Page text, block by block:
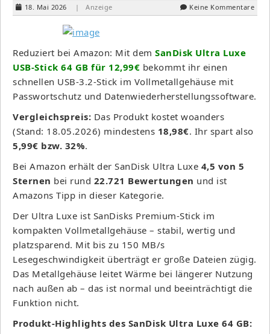
18. Mai 2026 | Anzeige Keine Kommentare
Reduziert bei Amazon: Mit dem SanDisk Ultra Luxe
USB-Stick 64 GB für 12,99€ bekommt ihr einen
schnellen USB-3.2-Stick im Vollmetallgehäuse mit
Passwortschutz und Datenwiederherstellungssoftware.
Vergleichspreis: Das Produkt kostet woanders
(Stand: 18.05.2026) mindestens 18,98€. Ihr spart also
5,99€ bzw. 32%.
Bei Amazon erhält der SanDisk Ultra Luxe 4,5 von 5
Sternen bei rund 22.721 Bewertungen und ist
Amazons Tipp in dieser Kategorie.
Der Ultra Luxe ist SanDisks Premium-Stick im
kompakten Vollmetallgehäuse – stabil, wertig und
platzsparend. Mit bis zu 150 MB/s
Lesegeschwindigkeit überträgt er große Dateien zügig.
Das Metallgehäuse leitet Wärme bei längerer Nutzung
nach außen ab – das ist normal und beeinträchtigt die
Funktion nicht.
Produkt-Highlights des SanDisk Ultra Luxe 64 GB: